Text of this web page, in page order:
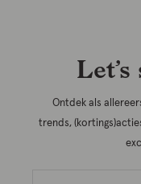
Ontdek als
trends,